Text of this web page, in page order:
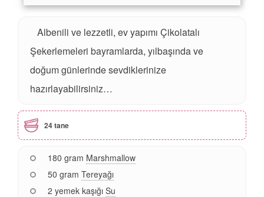
Albenili ve lezzetli, ev yapımı Çikolatalı
Şekerlemeleri bayramlarda, yılbaşında ve
doğum günlerinde sevdiklerinize
hazırlayabilirsiniz…
24 tane
180 gram Marshmallow
50 gram Tereyağı
2 yemek kaşığı Su